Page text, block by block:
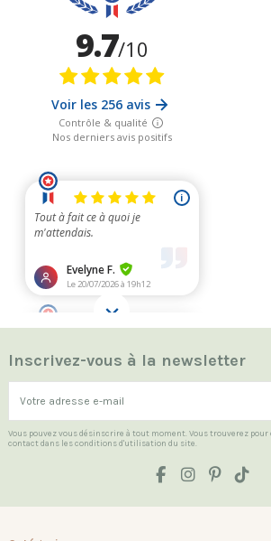
Inscrivez-vous à la newsletter
Vous pouvez vous désinscrire à tout moment. Vous trouverez
contact dans les conditions d'utilisation du site.